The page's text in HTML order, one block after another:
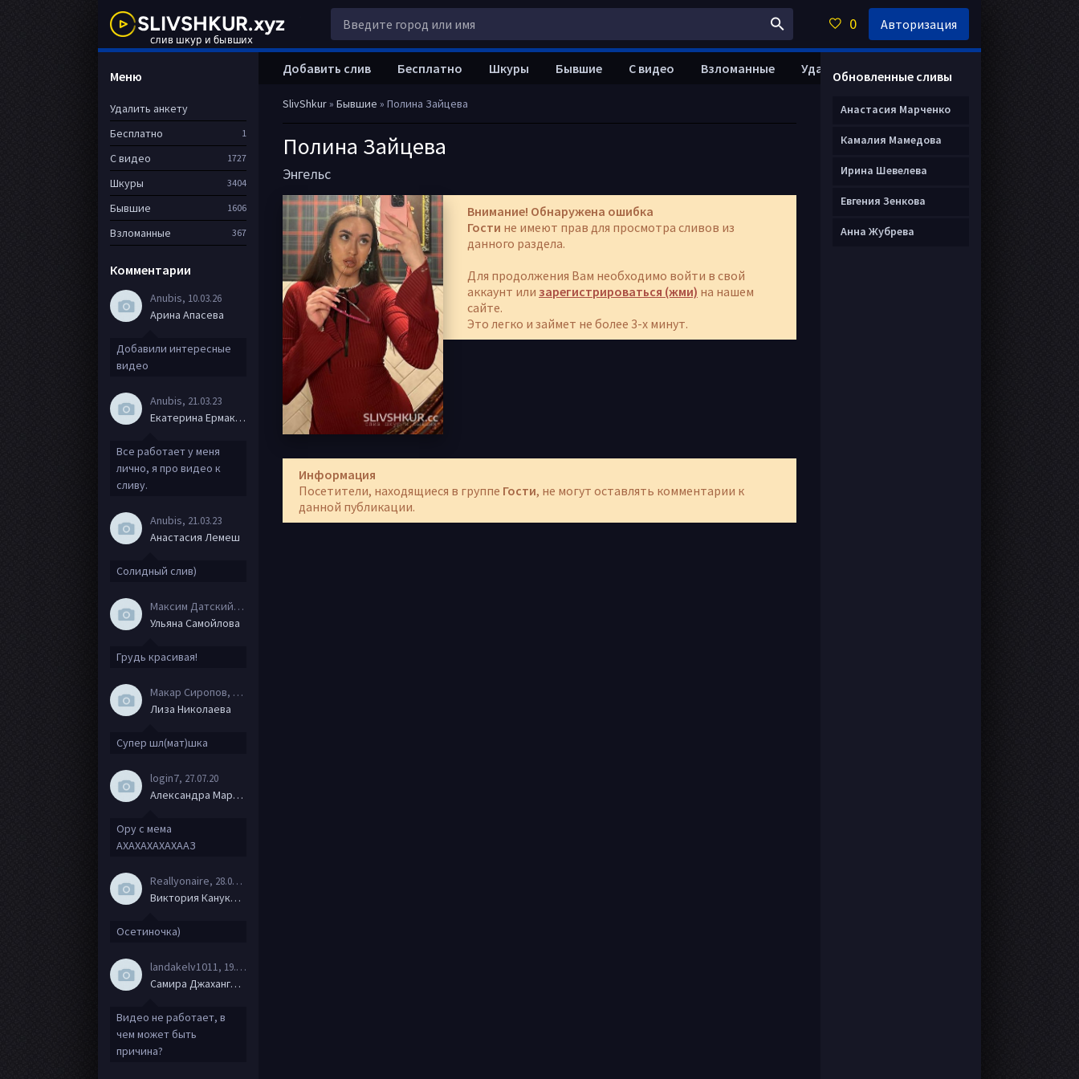
SlivShkur» Бывшие » Полина Зайцева
Полина Зайцева
Энгельс
Внимание! Обнаружена ошибка
Гости не имеют прав для просмотра сливов из
данного раздела.
Для продолжения Вам необходимо войти в свой
аккаунт или зарегистрироваться (жми) на нашем
сайте.
Это легко и займет не более 3-х минут.
Информация
Посетители, находящиеся в группе Гости, не могут оставлять комментарии к
данной публикации.
Добавить слив Бесплатно Шкуры Бывшие С видео Взломанные Удалить анкету
Меню
Удалить анкету
Бесплатно
1
С видео 1727
Шкуры 3404
Бывшие 1606
Взломанные 367
Комментарии
Anubis, 10.03.26
Арина Апасева
Добавили интересные
видео
Anubis, 21.03.23
Екатерина Ермакова
Все работает у меня
лично, я про видео к
сливу.
Anubis, 21.03.23
Анастасия Лемеш
Солидный слив)
Максим Датский
, 15.08.20
Ульяна Самойлова
Грудь красивая!
Макар Сиропов, 08.08.20
Лиза Николаева
Супер шл(мат)шка
login7, 27.07.20
Александра Маркова
Ору с мема
АХАХАХАХАХААЗ
Reallyonaire, 28.06.20
Виктория Канукова
Осетиночка)
landakelv1011 , 19.06.20
Самира Джахангирова
Видео не работает, в
чем может быть
причина?
Обновленные сливы
Анастасия Марченко
Камалия Мамедова
Ирина Шевелева
Евгения Зенкова
Анна Жубрева
0 Авторизация